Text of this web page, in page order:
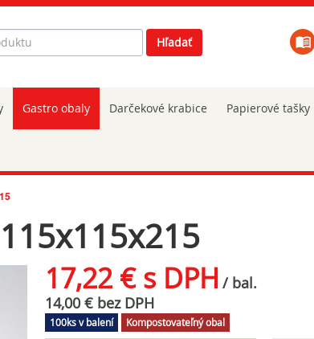
Hľadať
Gastro obaly Darčekové krabice Papierové tašky
17,22 € s DPH / bal.
14,00 € bez DPH
100ks v balení Kompostovateľný obal